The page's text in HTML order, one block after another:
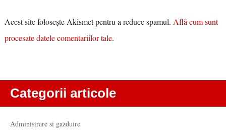
Acest site folosește Akismet pentru a reduce spamul. Află cum sunt
procesate datele comentariilor tale.
Categorii articole
Administrare si gazduire